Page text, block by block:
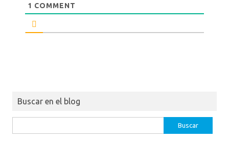
1 COMMENT
Buscar en el blog